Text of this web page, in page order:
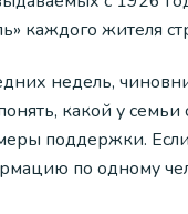
каждого жителя
недель,
какой у
поддержки.
по одному